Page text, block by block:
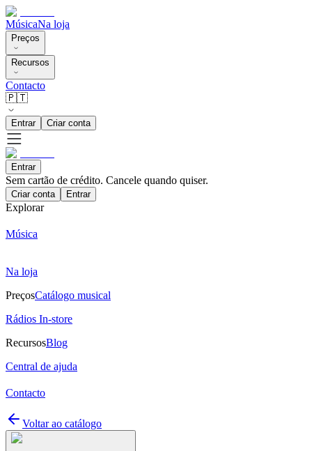
MúsicaNa loja
Preços
Recursos
Contacto
🇵🇹
Entrar Criar conta
Entrar
Sem cartão de crédito. Cancele quando quiser.
Criar conta Entrar
Explorar
Música
Na loja
PreçosCatálogo musical
Rádios In-store
RecursosBlog
Central de ajuda
Contacto
Voltar ao catálogo